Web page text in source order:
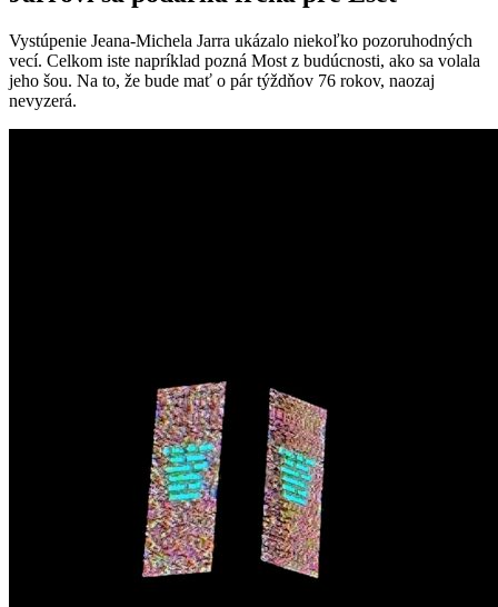
Vystúpenie Jeana-Michela Jarra ukázalo niekoľko pozoruhodných
vecí. Celkom iste napríklad pozná Most z budúcnosti, ako sa volala
jeho šou. Na to, že bude mať o pár týždňov 76 rokov, naozaj
nevyzerá.